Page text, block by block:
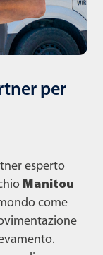
per
esperto
Manitou
come